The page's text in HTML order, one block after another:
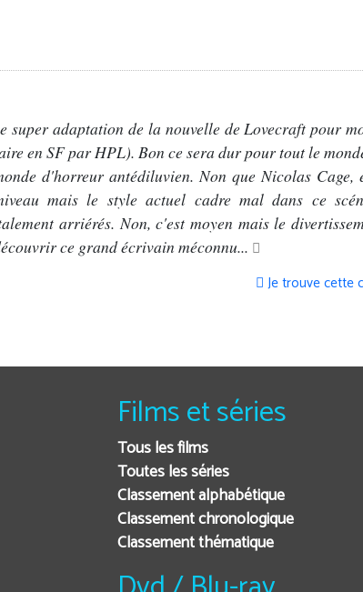
super adaptation de la nouvelle de Lovecraft pour
en SF par HPL). Bon ce sera dur pour tout le
d'horreur antédiluvien. Non que Nicolas Cage,
mais le style actuel cadre mal dans ce
arriérés. Non, c'est moyen mais le
ce grand écrivain méconnu...
Je trouve cette
Films et séries
Tous les films
Toutes les séries
Classement alphabétique
Classement chronologique
Classement thématique